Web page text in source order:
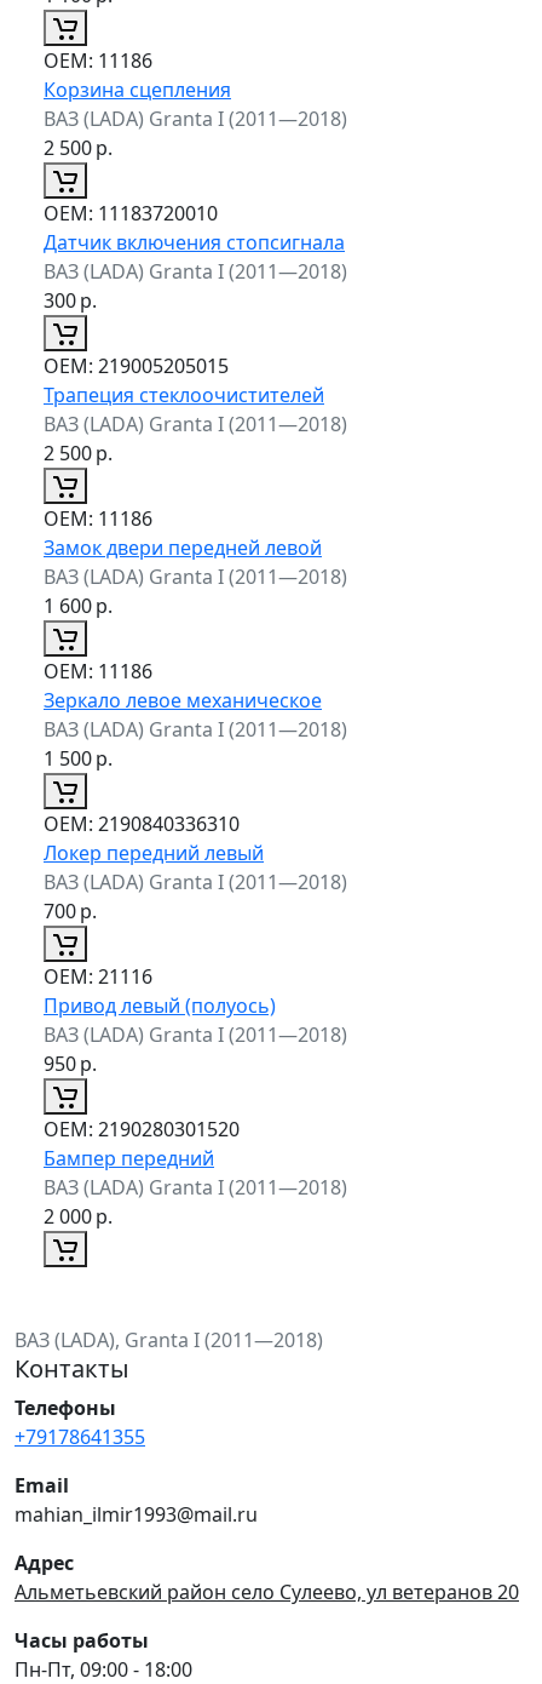
ОЕМ: 11186
Корзина сцепления
ВАЗ (LADA) Granta I (2011—2018)
2 500р.
ОЕМ: 11183720010
Датчик включения стопсигнала
ВАЗ (LADA) Granta I (2011—2018)
300р.
ОЕМ: 219005205015
Трапеция стеклоочистителей
ВАЗ (LADA) Granta I (2011—2018)
2 500р.
ОЕМ: 11186
Замок двери передней левой
ВАЗ (LADA) Granta I (2011—2018)
1 600р.
ОЕМ: 11186
Зеркало левое механическое
ВАЗ (LADA) Granta I (2011—2018)
1 500р.
ОЕМ: 2190840336310
Локер передний левый
ВАЗ (LADA) Granta I (2011—2018)
700р.
ОЕМ: 21116
Привод левый (полуось)
ВАЗ (LADA) Granta I (2011—2018)
950р.
ОЕМ: 2190280301520
Бампер передний
ВАЗ (LADA) Granta I (2011—2018)
2 000р.
ВАЗ (LADA), Granta I (2011—2018)
Контакты
Телефоны
+79178641355
Email
mahian_ilmir1993@mail.ru
Адрес
Альметьевский район село Сулеево, ул ветеранов 20
Часы работы
Пн-Пт, 09:00 - 18:00